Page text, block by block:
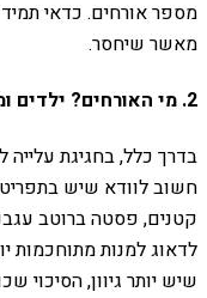
מספר אורחים. כדאי
מאשר שיחסר.
2. מי האורחים? ילדים ומבוגרים
בדרך כלל, בחגיגת עלייה
חשוב לוודא שיש
קטנים, פסטה ברוטב
לדאוג למנות מתוחכמות
שיש יותר גיוון, הסיכוי